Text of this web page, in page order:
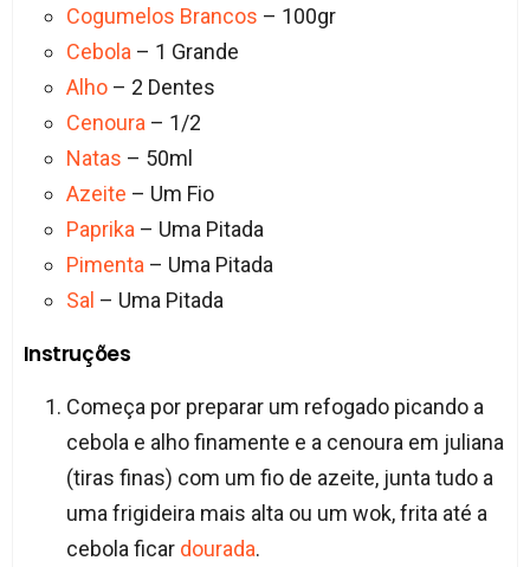
Cogumelos Brancos – 100gr
Cebola– 1 Grande
Alho– 2 Dentes
Cenoura– 1/2
Natas – 50ml
Azeite – Um Fio
Paprika– Uma Pitada
Pimenta– Uma Pitada
Sal – Uma Pitada
Instruções
Começa por preparar um refogado picando a
cebola e alho finamente e a cenoura em juliana
(tiras finas) com um fio de azeite, junta tudo a
uma frigideira mais alta ou um wok, frita até a
cebola ficar dourada.